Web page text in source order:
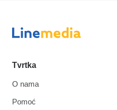
Tvrtka
O nama
Pomoć